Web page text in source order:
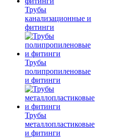
Трубы
канализационные и
фитинги
Трубы
полипропиленовые
и фитинги
Трубы
металлопластиковые
и фитинги